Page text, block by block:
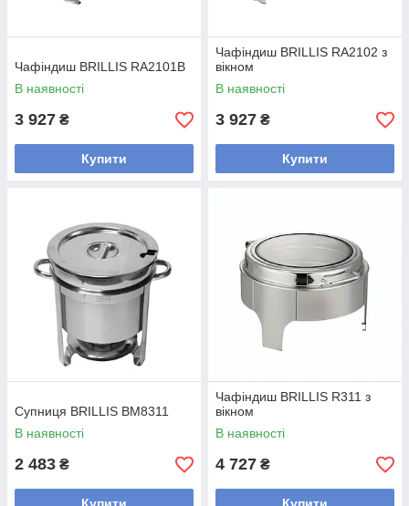
Чафіндиш BRILLIS RA2101B
В наявності
3 927 ₴
Купити
Чафіндиш BRILLIS RA2102 з
вікном
В наявності
3 927 ₴
Купити
Супниця BRILLIS BM8311
В наявності
2 483 ₴
Чафіндиш BRILLIS R311 з
вікном
В наявності
4 727 ₴